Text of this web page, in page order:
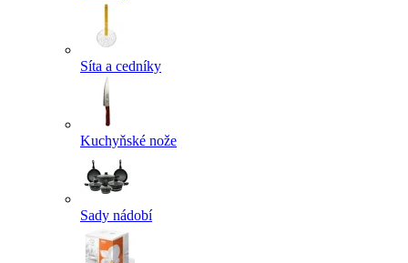
Síta a cedníky
Kuchyňské nože
Sady nádobí